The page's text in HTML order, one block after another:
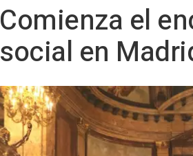
Comienza el
social en